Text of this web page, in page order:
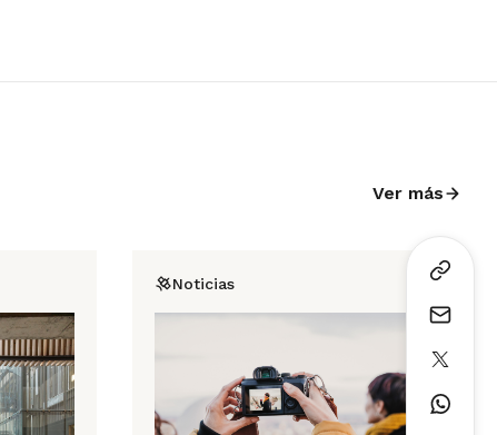
Ver más
Noticias